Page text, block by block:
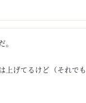
上げてるけど（それでも